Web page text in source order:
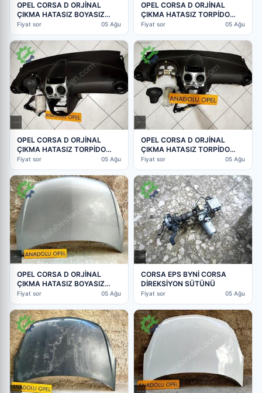
OPEL CORSA D ORJİNAL
ÇIKMA HATASIZ BOYASIZ
KAPUT HER RENK VAR GM
Fiyat sor 05 Ağu
OPEL CORSA D ORJİNAL
ÇIKMA HATASIZ TORPİDO
AİRBAG KEMER TOKALARI
Fiyat sor 05 Ağu
OPEL CORSA D ORJİNAL
ÇIKMA HATASIZ TORPİDO
AİRBAG KEMER TOKALARI
Fiyat sor 05 Ağu
OPEL CORSA D ORJİNAL
ÇIKMA HATASIZ TORPİDO
AİRBAG KEMER TOKALARI
Fiyat sor 05 Ağu
OPEL CORSA D ORJİNAL
ÇIKMA HATASIZ BOYASIZ
KAPUT HER RENK VAR GM
Fiyat sor 05 Ağu
CORSA EPS BYNİ CORSA
DİREKSİYON SÜTÜNÜ
Fiyat sor 05 Ağu